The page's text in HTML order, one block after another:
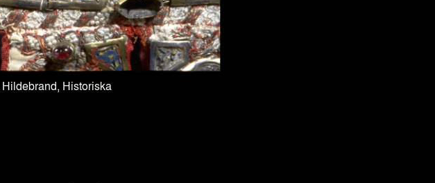
Historiska